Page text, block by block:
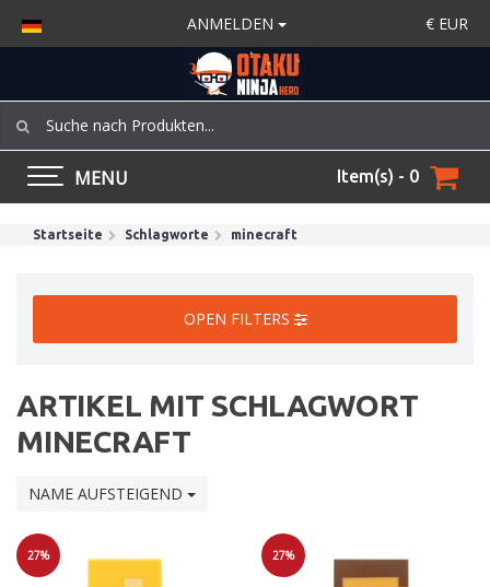
ANMELDEN € EUR
MENU Item(s) - 0
Startseite Schlagworte minecraft
OPEN FILTERS
ARTIKEL MIT SCHLAGWORT
MINECRAFT
NAME AUFSTEIGEND
27% 27%